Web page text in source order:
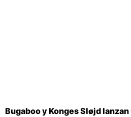
Bugaboo y Konges Sløjd